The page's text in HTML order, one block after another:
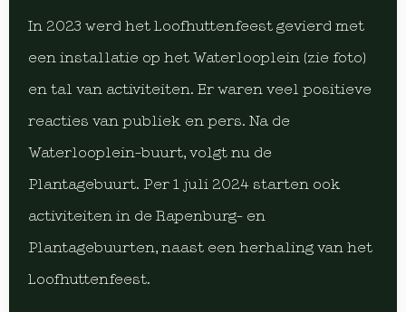
In 2023 werd het Loofhuttenfeest gevierd met
een installatie op het Waterlooplein (zie foto)
en tal van activiteiten. Er waren veel positieve
reacties van publiek en pers. Na de
Waterlooplein-buurt, volgt nu de
Plantagebuurt. Per 1 juli 2024 starten ook
activiteiten in de Rapenburg- en
Plantagebuurten, naast een herhaling van het
Loofhuttenfeest.